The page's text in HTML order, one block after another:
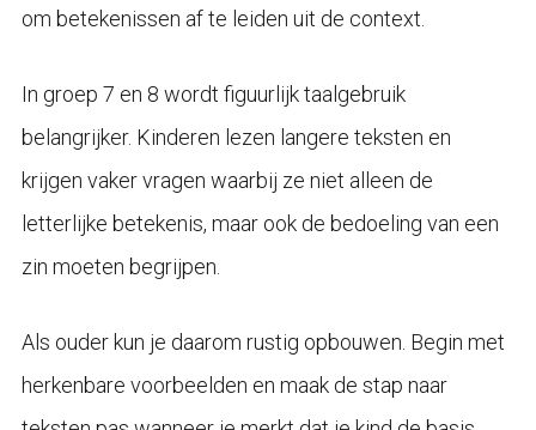
om betekenissen af te leiden uit de context.
In groep 7 en 8 wordt figuurlijk taalgebruik
belangrijker. Kinderen lezen langere teksten en
krijgen vaker vragen waarbij ze niet alleen de
letterlijke betekenis, maar ook de bedoeling van een
zin moeten begrijpen.
Als ouder kun je daarom rustig opbouwen. Begin met
herkenbare voorbeelden en maak de stap naar